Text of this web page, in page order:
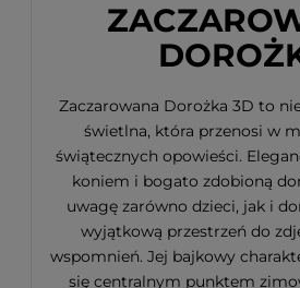
Zaczarowana Dorożka 3D to
świetlna, która przenosi w
świątecznych opowieści.
koniem i bogato zdobioną
uwagę zarówno dzieci, jak i
wyjątkową przestrzeń do
wspomnień. Jej bajkowy
się centralnym punktem